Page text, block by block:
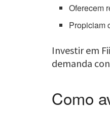
Oferecem
Propiciam
Investir em
demanda
Como